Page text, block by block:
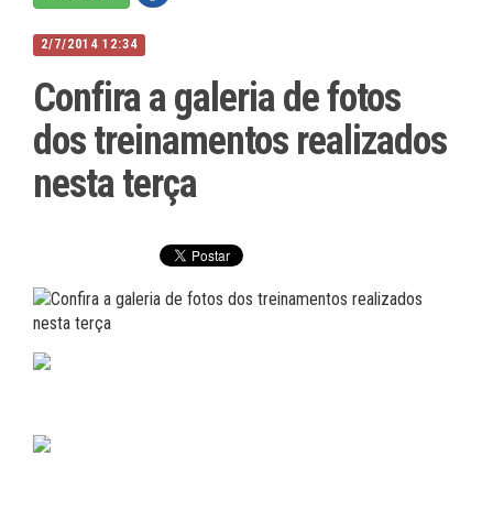
2/7/2014 12:34
Confira a galeria de fotos
dos treinamentos realizados
nesta terça